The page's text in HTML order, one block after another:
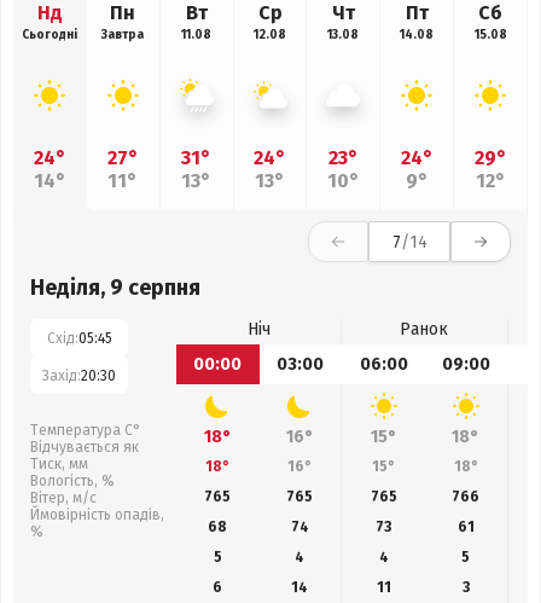
Нд
Сьогодні
24°
14°
Пн
Завтра
27°
11°
Вт
11.08
31°
13°
Ср
12.08
24°
13°
Чт
13.08
23°
10°
Пт
14.08
24°
9°
Сб
15.08
29°
12°
7/14
Неділя, 9 серпня
Схід:05:45
Захід:20:30
Температура С°
Відчувається як
Тиск, мм
Вологість, %
Вітер, м/с
Ймовірність опадів,
%
Ніч
Ранок
00:00
03:00 06:00 09:00
18° 16° 15° 18°
18° 16° 15° 18°
765
765 765 766
68
74 73 61
5
4 4
5
6
14 11 3